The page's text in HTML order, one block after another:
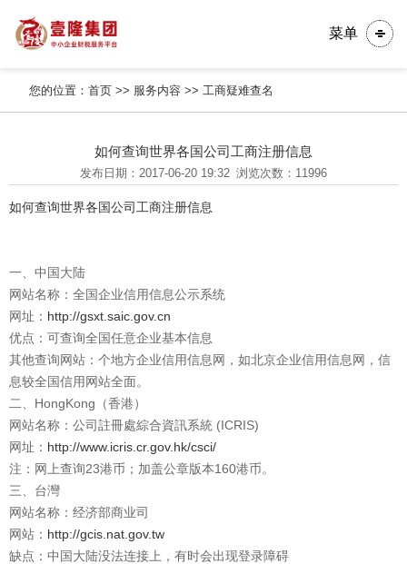
菜单
您的位置：首页 >> 服务内容 >>工商疑难查名
如何查询世界各国公司工商注册信息
发布日期：2017-06-20 19:32 浏览次数：11996
如何查询世界各国公司工商注册信息
一、中国大陆
网站名称：全国企业信用信息公示系统
网址： http://gsxt.saic.gov.cn
优点：可查询全国任意企业基本信息
其他查询网站：个地方企业信用信息网，如北京企业信用信息网，信
息较全国信用网站全面。
二、HongKong（香港）
网站名称：公司註冊處綜合資訊系統 (ICRIS)
网址： http://www.icris.cr.gov.hk/csci/
注：网上查询23港币；加盖公章版本160港币。
三、台灣
网站名称：经济部商业司
网站： http://gcis.nat.gov.tw
缺点：中国大陆没法连接上，有时会出现登录障碍